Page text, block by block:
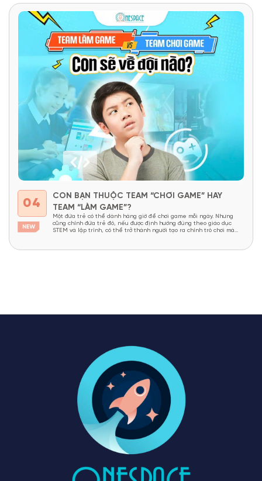
04
CON BẠN THUỘC TEAM “CHƠI GAME” HAY
TEAM “LÀM GAME”?
Một đứa trẻ có thể dành hàng giờ để chơi game mỗi ngày. Nhưng
cũng chính đứa trẻ đó, nếu được định hướng đúng theo giáo dục
STEM và lập trình, có thể trở thành người tạo ra chính trò chơi mà